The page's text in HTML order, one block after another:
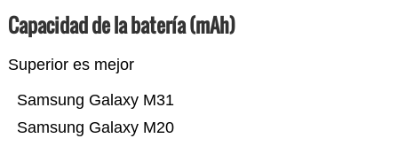
Capacidad de la batería (mAh)
Superior es mejor
Samsung Galaxy M20
Samsung Galaxy M31